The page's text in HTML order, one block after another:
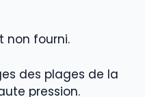
non fourni.
des plages de la
pression.